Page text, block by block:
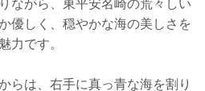
ながら、東平安名崎の荒々しい
優しく、穏やかな海の美しさを
力です。
らは、右手に真っ青な海を割り